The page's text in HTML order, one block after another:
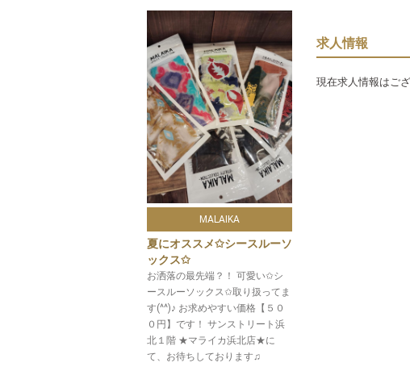
MALAIKA
夏にオススメ✩シースルーソ
ックス✩
お洒落の最先端？！ 可愛い✩シ
ースルーソックス✩取り扱ってま
す(^^)♪ お求めやすい価格【５０
０円】です！ サンストリート浜
北１階 ★マライカ浜北店★に
て、お待ちしております♫
求人情報
現在求人情報はござ